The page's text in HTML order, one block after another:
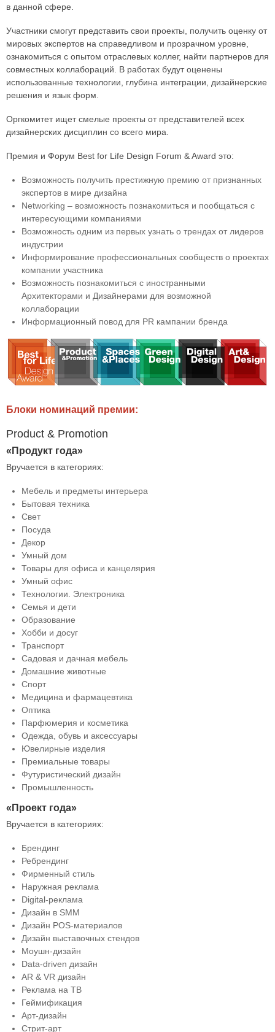
в данной сфере.
Участники смогут представить свои проекты, получить оценку от
мировых экспертов на справедливом и прозрачном уровне,
ознакомиться с опытом отраслевых коллег, найти партнеров для
совместных коллабораций. В работах будут оценены
использованные технологии, глубина интеграции, дизайнерские
решения и язык форм.
Оргкомитет ищет смелые проекты от представителей всех
дизайнерских дисциплин со всего мира.
Премия и Форум Best for Life Design Forum & Award это:
Возможность получить престижную премию от признанных
экспертов в мире дизайна
Networking – возможность познакомиться и пообщаться с
интересующими компаниями
Возможность одним из первых узнать о трендах от лидеров
индустрии
Информирование профессиональных сообществ о проектах
компании участника
Возможность познакомиться с иностранными
Архитекторами и Дизайнерами для возможной
коллаборации
Информационный повод для PR кампании бренда
Блоки номинаций премии:
Product & Promotion
«Продукт года»
Вручается в категориях:
Мебель и предметы интерьера
Бытовая техника
Свет
Посуда
Декор
Умный дом
Товары для офиса и канцелярия
Умный офис
Технологии. Электроника
Семья и дети
Образование
Хобби и досуг
Транспорт
Садовая и дачная мебель
Домашние животные
Спорт
Медицина и фармацевтика
Оптика
Парфюмерия и косметика
Одежда, обувь и аксессуары
Ювелирные изделия
Премиальные товары
Футуристический дизайн
Промышленность
«Проект года»
Вручается в категориях:
Брендинг
Ребрендинг
Фирменный стиль
Наружная реклама
Digital-реклама
Дизайн в SMM
Дизайн POS-материалов
Дизайн выставочных стендов
Моушн-дизайн
Data-driven дизайн
AR & VR дизайн
Реклама на ТВ
Геймификация
Арт-дизайн
Стрит-арт